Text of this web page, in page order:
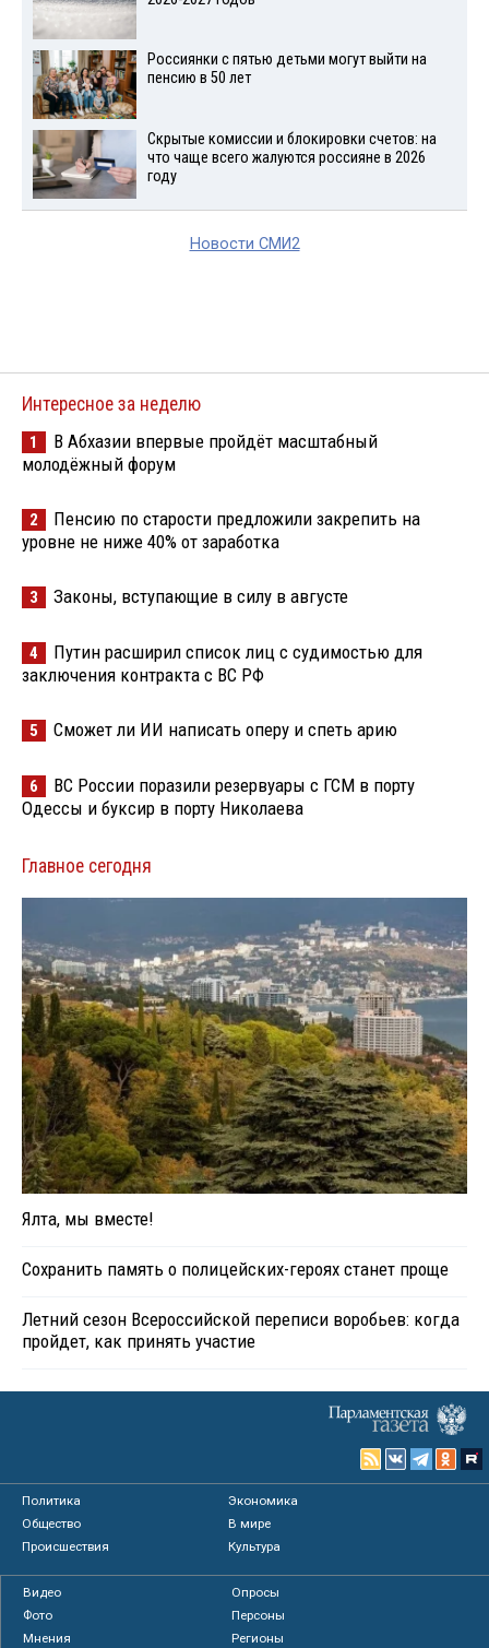
Россиянки с пятью детьми могут выйти на
пенсию в 50 лет
Скрытые комиссии и блокировки счетов: на
что чаще всего жалуются россияне в 2026
году
Новости СМИ2
Интересное за неделю
1
В Абхазии впервые пройдёт масштабный
молодёжный форум
2
Пенсию по старости предложили закрепить на
уровне не ниже 40% от заработка
3 Законы, вступающие в силу в августе
4
Путин расширил список лиц с судимостью для
заключения контракта с ВС РФ
5 Сможет ли ИИ написать оперу и спеть арию
6
ВС России поразили резервуары с ГСМ в порту
Одессы и буксир в порту Николаева
Главное сегодня
Ялта, мы вместе!
Сохранить память о полицейских-героях станет проще
Летний сезон Всероссийской переписи воробьев: когда
пройдет, как принять участие
Политика
Экономика
Общество
В мире
Происшествия
Культура
Видео
Опросы
Фото
Персоны
Мнения
Регионы